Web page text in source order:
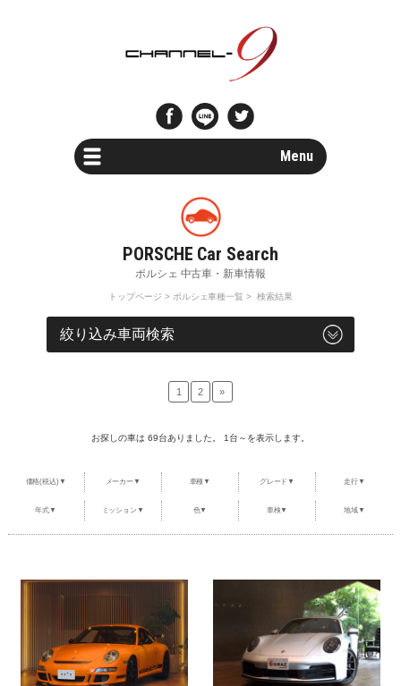
Menu
Special Shops
トップページ > ポルシェ車種一覧 > 検索結果
車両検索
1 2 »
お探しの車は 69台ありました。 1台～を表示します。
価格(税込)▼ メーカー▼ 車種▼ グレード▼ 走行▼
年式▼ ミッション▼ 色▼ 車検▼ 地域▼